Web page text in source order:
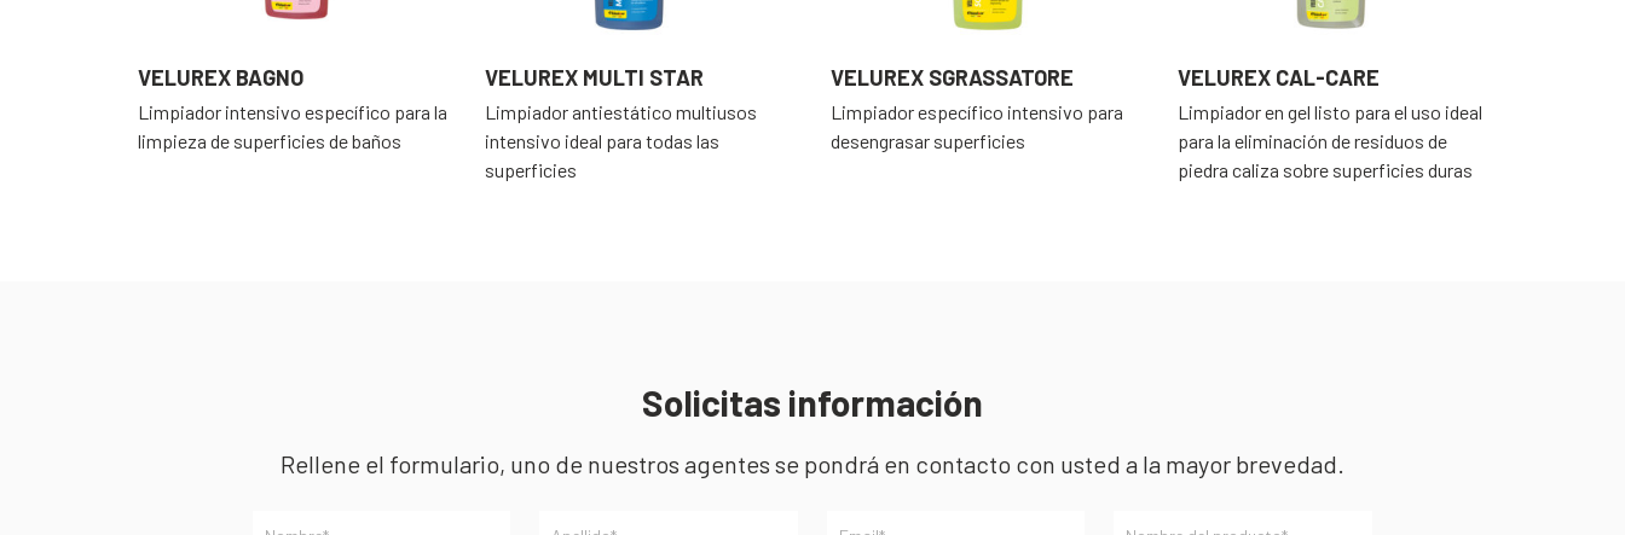
VELUREX BAGNO
Limpiador intensivo específico para la
limpieza de superficies de baños
VELUREX MULTI STAR
Limpiador antiestático multiusos
intensivo ideal para todas las
superficies
VELUREX SGRASSATORE
Limpiador específico intensivo para
desengrasar superficies
VELUREX CAL-CARE
Limpiador en gel listo para el uso ideal
para la eliminación de residuos de
piedra caliza sobre superficies duras
Solicitas información
Rellene el formulario, uno de nuestros agentes se pondrá en contacto con usted a la mayor brevedad.